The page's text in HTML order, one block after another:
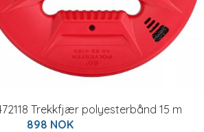
Trekkfjær polyesterbånd 15 m
898 NOK